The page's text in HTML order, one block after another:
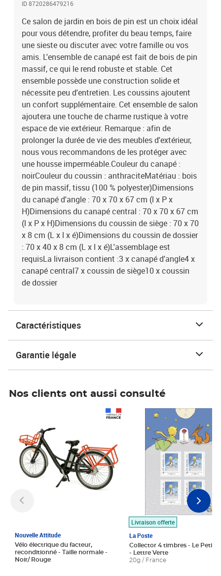
é)Dimensions du coussin de dossier : 70 x 40 x 8 cm (L x l x
é)L'assemblage est requisLa livraison contient :3 x canapé
d'angle4 x canapé central7 x coussin de siège10 x coussin de
dossier
ID 8720286479216
Ce salon de jardin en bois de pin est un choix idéal
pour vous détendre, profiter du beau temps, faire
une sieste ou discuter avec votre famille ou vos
amis. L'ensemble de canapé est fait de bois de pin
massif, ce qui le rend robuste et stable. Cet
ensemble possède une construction solide et
nécessite peu d'entretien. Les coussins ajoutent
un confort supplémentaire. Cet ensemble de salon
ajoutera une touche de charme rustique à votre
espace de vie extérieur. Remarque : afin de
prolonger la durée de vie des meubles d'extérieur,
nous vous recommandons de les protéger avec
une housse imperméable.Couleur du canapé :
noirCouleur du coussin : anthraciteMatériau : bois
de pin massif, tissu (100 % polyester)Dimensions
du canapé d'angle : 70 x 70 x 67 cm (l x P x
H)Dimensions du canapé central : 70 x 70 x 67 cm
(l x P x H)Dimensions du coussin de siège : 70 x 70
x 8 cm (L x l x é)Dimensions du coussin de dossier
: 70 x 40 x 8 cm (L x l x é)L'assemblage est
requisLa livraison contient :3 x canapé d'angle4 x
canapé central7 x coussin de siège10 x coussin
de dossier
Caractéristiques
Garantie légale
Nos clients ont aussi consulté
Nouvelle Attitude
Vélo électrique du facteur,
reconditionné - Taille normale -
Noir/ Rouge
Livraison offerte
La Poste
Collector 4 timbres - Le Petit
- Lettre Verte
20g / France
Prix 7,50€